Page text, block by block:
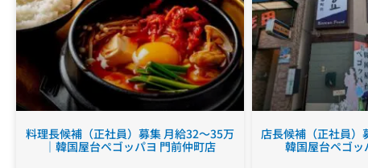
料理長候補（正社員）募集 月給32～35万
｜韓国屋台ペゴッパヨ 門前仲町店
店長候補（正社員）
韓国屋台ペゴ